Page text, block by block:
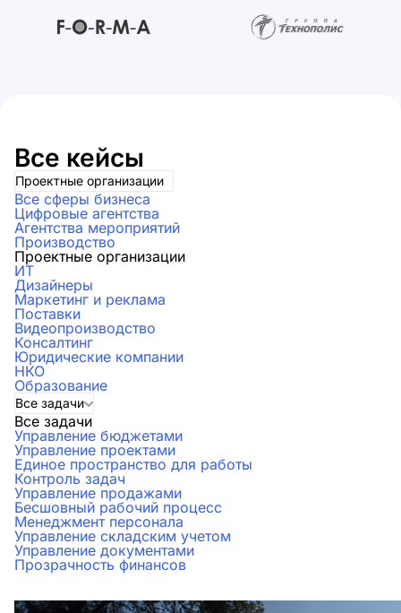
Все кейсы
Проектные организации
Все сферы бизнеса
Цифровые агентства
Агентства мероприятий
Производство
Проектные организации
ИТ
Дизайнеры
Маркетинг и реклама
Поставки
Видеопроизводство
Консалтинг
Юридические компании
НКО
Образование
Все задачи
Все задачи
Управление бюджетами
Управление проектами
Единое пространство для работы
Контроль задач
Управление продажами
Бесшовный рабочий процесс
Менеджмент персонала
Управление складским учетом
Управление документами
Прозрачность финансов